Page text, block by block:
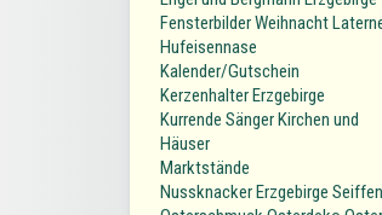
Fensterbilder Weihnacht
Hufeisennase
Kalender/Gutschein
Kerzenhalter Erzgebirge
Kurrende Sänger Kirchen und
Häuser
Marktstände
Nussknacker Erzgebirge Seiffen